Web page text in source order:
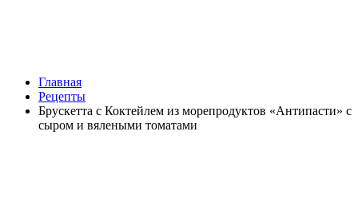
Главная
Рецепты
Брускетта с Коктейлем из морепродуктов «Антипасти» с
сыром и вялеными томатами